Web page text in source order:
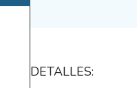
DETALLES: